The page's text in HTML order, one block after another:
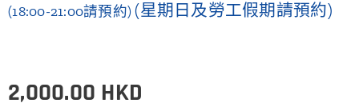
(18:00-21:00請預約) (星期日及勞工假期請預約)
2,000.00 HKD